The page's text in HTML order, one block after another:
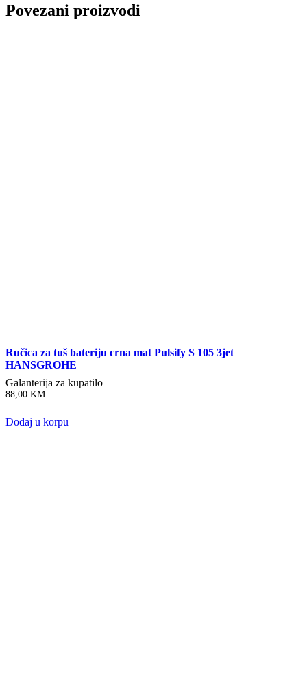
Povezani proizvodi
Ručica za tuš bateriju crna mat Pulsify S 105 3jet
HANSGROHE
Galanterija za kupatilo
88,00 KM
Dodaj u korpu